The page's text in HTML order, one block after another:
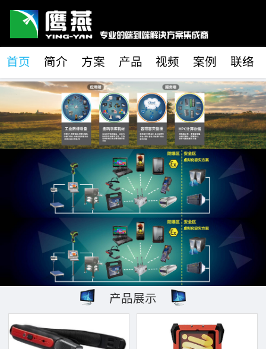
首页 简介 方案 产品 视频 案例 联络
产品展示